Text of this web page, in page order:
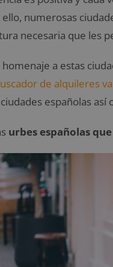
numerosas
necesaria que les
a estas
de alquileres
españolas
urbes españolas